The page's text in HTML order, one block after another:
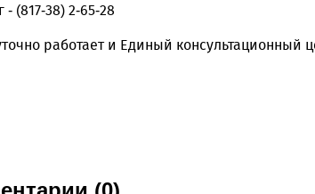
- (817-38) 2-65-28
работает и Единый консультационный